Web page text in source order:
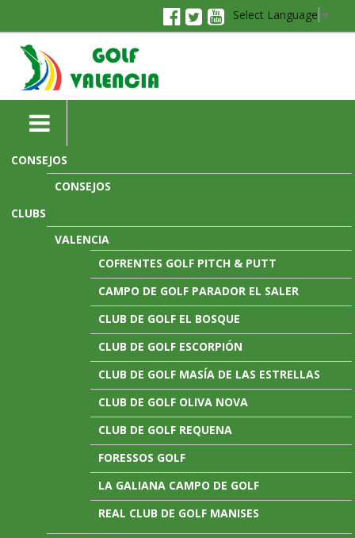
Select Language ▼
CONSEJOS
CONSEJOS
CLUBS
VALENCIA
COFRENTES GOLF PITCH & PUTT
CAMPO DE GOLF PARADOR EL SALER
CLUB DE GOLF EL BOSQUE
CLUB DE GOLF ESCORPIÓN
CLUB DE GOLF MASÍA DE LAS ESTRELLAS
CLUB DE GOLF OLIVA NOVA
CLUB DE GOLF REQUENA
FORESSOS GOLF
LA GALIANA CAMPO DE GOLF
REAL CLUB DE GOLF MANISES